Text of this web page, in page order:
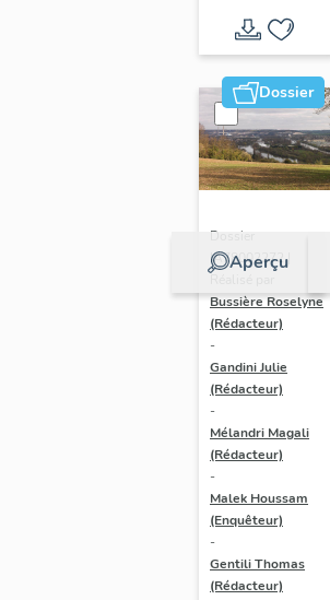
Dossier
Aperçu
Dossier
IA78002272 |
Bussière Roselyne
(Rédacteur)
-
Gandini Julie
(Rédacteur)
-
Mélandri Magali
(Rédacteur)
-
Malek Houssam
(Enquêteur)
-
Gentili Thomas
(Rédacteur)